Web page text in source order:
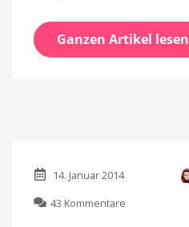
Ganzen Artikel lesen
14. Januar 2014
43 Kommentare